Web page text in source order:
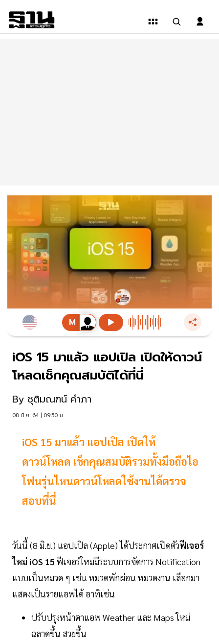
iOS 15 มาแล้ว แอปเปิล เปิดให้ดาวน์
โหลดเช็กคุณสมบัติได้ที่นี่
By ชุติมณฑน์ คำภา
08 มิ.ย. 64 | 09:50 น.
iOS 15 มาแล้ว แอปเปิล เปิดให้
ดาวน์โหลด เช็กคุณสมบัติรวมทั้งมือถือไอ
โฟนรุ่นไหนดาวน์โหลดใช้งานได้ตรวจ
สอบที่นี่
วันนี้ (8 มิ.ย.) แอปเปิล (Apple) ได้ประกาศเปิดตัวฟีเจอร์
ใหม่ iOS 15 ฟีเจอร์ใหม่มีระบบการจัดการ Notification
แบบเป็นหมวด ๆ เช่น หมวดพักผ่อน หมวดงาน เลือกมา
แสดงเป็นรายแอพได้ อาทิเช่น
ปรับปรุงหน้าตาแอพ Weather และ Maps ใหม่
ฉลาดขึ้น สวยขึ้น